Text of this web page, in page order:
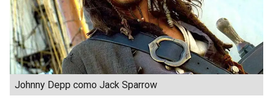
Johnny Depp como Jack Sparrow